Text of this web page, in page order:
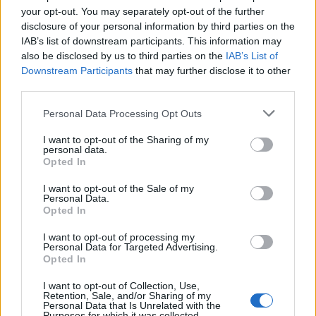
your opt-out. You may separately opt-out of the further
disclosure of your personal information by third parties on the
IAB’s list of downstream participants. This information may
also be disclosed by us to third parties on the IAB’s List of
Downstream Participants that may further disclose it to other
Personal Data Processing Opt Outs
I want to opt-out of the Sharing of my
personal data.
Opted In
I want to opt-out of the Sale of my
Personal Data.
Opted In
I want to opt-out of processing my
Personal Data for Targeted Advertising.
Opted In
I want to opt-out of Collection, Use,
Retention, Sale, and/or Sharing of my
Personal Data that Is Unrelated with the
ΜΕ ΥΠΟΓΡΑΦΗ
Η τεχνολογία στο… δρόμο μας
Γράφει η ΜΑΡΙΝΑ ΠΟΛΛΑΤΟΥ
ΜΕ ΥΠΟΓΡΑΦΗ
Μια καρέκλα που περίμενε 48
Γράφει ο ΜΙΧΑΛΗΣ ΚΑΠΙΩΤΑΣ
Πρώην Διευθυντής Β/θμιας
Εκπαίδευσης Λέσβου και Σάμου
Μια επίσκεψη στο τέμενος
Μπαλίζαντε Χασάν Μπέη